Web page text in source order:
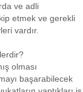
ve adli
etmek ve gerekli
vardır.
olması
başarabilecek